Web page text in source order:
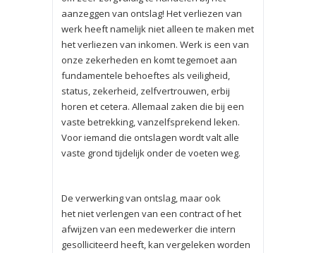
aanzeggen van ontslag! Het verliezen van
werk heeft namelijk niet alleen te maken met
het verliezen van inkomen. Werk is een van
onze zekerheden en komt tegemoet aan
fundamentele behoeftes als veiligheid,
status, zekerheid, zelfvertrouwen, erbij
horen et cetera. Allemaal zaken die bij een
vaste betrekking, vanzelfsprekend leken.
Voor iemand die ontslagen wordt valt alle
vaste grond tijdelijk onder de voeten weg.
De verwerking van ontslag, maar ook
het niet verlengen van een contract of het
afwijzen van een medewerker die intern
gesolliciteerd heeft, kan vergeleken worden